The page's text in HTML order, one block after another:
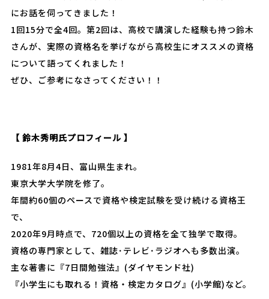
にお話を伺ってきました！
1回15分で全4回。第2回は、高校で講演した経験も持つ鈴木
さんが、実際の資格名を挙げながら高校生にオススメの資格
について語ってくれました！
ぜひ、ご参考になさってください！！
【 鈴木秀明氏プロフィール 】
1981年8月4日、富山県生まれ。
東京大学大学院を修了。
年間約60個のペースで資格や検定試験を受け続ける資格王
で、
2020年9月時点で、720個以上の資格を全て独学で取得。
資格の専門家として、雑誌･テレビ･ラジオへも多数出演。
主な著書に『7日間勉強法』(ダイヤモンド社)
『小学生にも取れる！資格・検定カタログ』(小学館)など。